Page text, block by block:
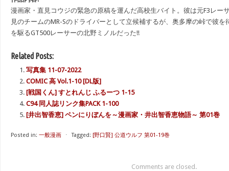
漫画家・直見コウジの緊急の原稿を運んだ高校生バイト。彼は元F3レー
見のチームのMR-Sのドライバーとして立候補するが、奥多摩の峠で彼
を駆るGT500レーサーの北野ミノルだった!!
Related Posts:
写真集 11-07-2022
COMIC 高 Vol.1-10 [DL版]
[戦国くん] すとれんじ ふるーつ 1-15
C94 同人誌リンク集PACK 1-100
[井出智香恵] ペンにりぼんを～漫画家・井出智香恵物語～ 第01巻
Posted in: 一般漫画 ⋅ Tagged: [野口賢] 公道ウルフ 第01-19巻
Comments are closed.